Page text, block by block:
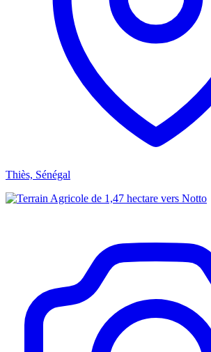
Thiès, Sénégal